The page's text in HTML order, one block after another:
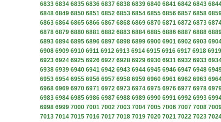
6833 6834 6835 6836 6837 6838 6839 6840 6841 6842 6843
6848 6849 6850 6851 6852 6853 6854 6855 6856 6857 6858
6863 6864 6865 6866 6867 6868 6869 6870 6871 6872 6873
6878 6879 6880 6881 6882 6883 6884 6885 6886 6887 6888
6893 6894 6895 6896 6897 6898 6899 6900 6901 6902 6903
6908 6909 6910 6911 6912 6913 6914 6915 6916 6917 6918 6919
6923 6924 6925 6926 6927 6928 6929 6930 6931 6932 6933
6938 6939 6940 6941 6942 6943 6944 6945 6946 6947 6948
6953 6954 6955 6956 6957 6958 6959 6960 6961 6962 6963
6968 6969 6970 6971 6972 6973 6974 6975 6976 6977 6978
6983 6984 6985 6986 6987 6988 6989 6990 6991 6992 6993
6998 6999 7000 7001 7002 7003 7004 7005 7006 7007 7008
7013 7014 7015 7016 7017 7018 7019 7020 7021 7022 7023